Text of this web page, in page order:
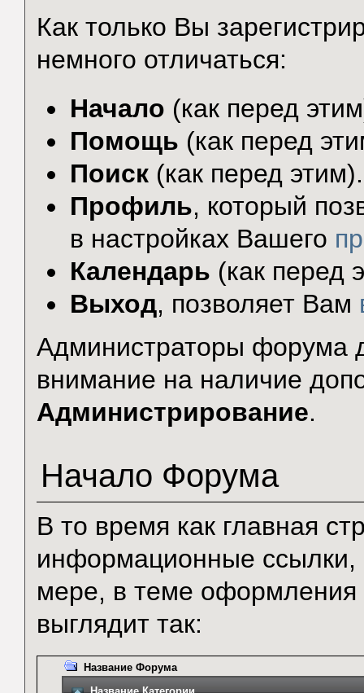
Как только Вы
немного отличаться:
Начало (как перед
Помощь (как перед
Поиск (как перед этим).
Профиль, который
в настройках Вашего
Календарь (как перед
Выход, позволяет Вам
Администраторы форума
внимание на наличие
Администрирование.
Начало Форума
В то время как главная
информационные ссылки,
мере, в теме
выглядит так:
Название Форума